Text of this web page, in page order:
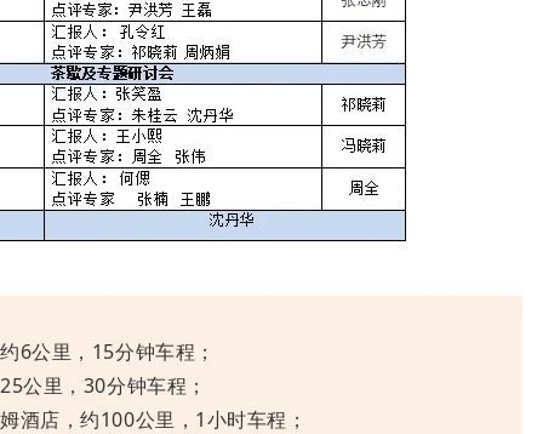
6公里，15分钟车程；
公里，30分钟车程；
酒店，约100公里，1小时车程；